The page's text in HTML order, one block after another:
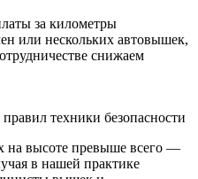
за километры
или нескольких автовышек,
снижаем
техники безопасности
на высоте превыше всего —
в нашей практике